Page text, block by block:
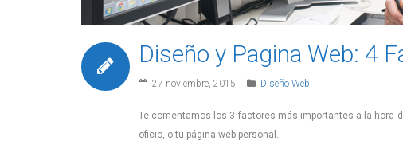
Diseño y Pagina Web: 4
27 noviembre, 2015 Diseño Web
Te comentamos los 3 factores más importantes a la hora
oficio, o tu página web personal.